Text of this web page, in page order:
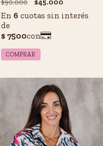
$90.000 $45.000
COMPRAR